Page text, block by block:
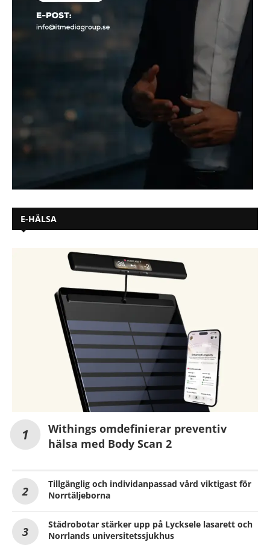
E-HÄLSA
Withings omdefinierar preventiv
hälsa med Body Scan 2
Tillgänglig och individanpassad vård viktigast för
Norrtäljeborna
Städrobotar stärker upp på Lycksele lasarett och
Norrlands universitetssjukhus